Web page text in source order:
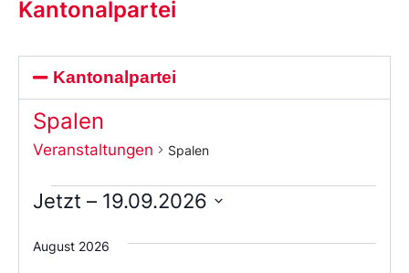
Kantonalpartei
Kantonalpartei
Spalen
Veranstaltungen Spalen
Jetzt – 19.09.2026
Sie
das
August 2026